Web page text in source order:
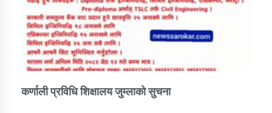
कर्णाली प्रविधि शिक्षालय जुम्लाको सुचना